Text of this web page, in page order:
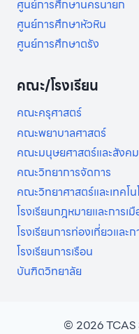
ศูนย์การศึกษานครนายก
ศูนย์การศึกษาหัวหิน
ศูนย์การศึกษาตรัง
คณะ/โรงเรียน
คณะครุศาสตร์
คณะพยาบาลศาสตร์
คณะมนุษยศาสตร์และสังค
คณะวิทยาการจัดการ
คณะวิทยาศาสตร์และเทคโน
โรงเรียนกฎหมายและการเ
โรงเรียนการท่องเที่ยวและ
โรงเรียนการเรือน
บันฑิตวิทยาลัย
© 2026 TCAS